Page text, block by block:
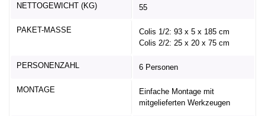
NETTOGEWICHT (KG) 55
PAKET-MASSE
Colis 1/2: 93 x 5 x 185 cm
Colis 2/2: 25 x 20 x 75 cm
PERSONENZAHL 6 Personen
MONTAGE
Einfache Montage mit
mitgelieferten Werkzeugen